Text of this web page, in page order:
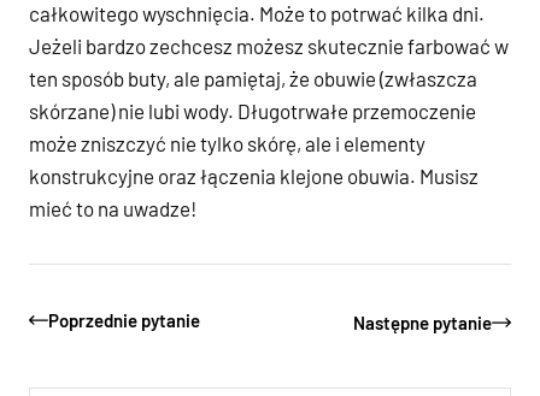
całkowitego wyschnięcia. Może to potrwać kilka dni.
Jeżeli bardzo zechcesz możesz skutecznie farbować w
ten sposób buty, ale pamiętaj, że obuwie (zwłaszcza
skórzane) nie lubi wody. Długotrwałe przemoczenie
może zniszczyć nie tylko skórę, ale i elementy
konstrukcyjne oraz łączenia klejone obuwia. Musisz
mieć to na uwadze!
Poprzednie pytanie Następne pytanie